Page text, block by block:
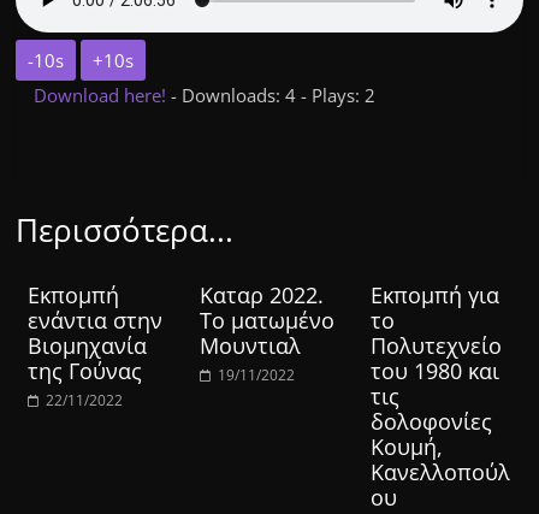
-10s
+10s
Download here!- Downloads: 4 - Plays: 2
Περισσότερα...
Εκπομπή
ενάντια στην
Βιομηχανία
της Γούνας
22/11/2022
Καταρ 2022.
Το ματωμένο
Μουντιαλ
19/11/2022
Εκπομπή για
το
Πολυτεχνείο
του 1980 και
τις
δολοφονίες
Κουμή,
Κανελλοπούλ
ου